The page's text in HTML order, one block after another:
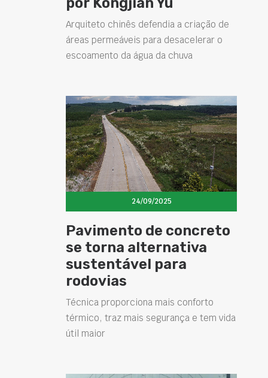
Arquiteto chinês defendia a criação de
áreas permeáveis para desacelerar o
escoamento da água da chuva
24/09/2025
Pavimento de concreto
se torna alternativa
sustentável para
rodovias
Técnica proporciona mais conforto
térmico, traz mais segurança e tem vida
útil maior